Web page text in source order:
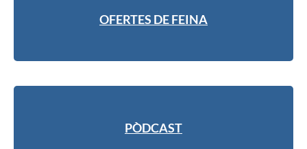
OFERTES DE FEINA
PÒDCAST